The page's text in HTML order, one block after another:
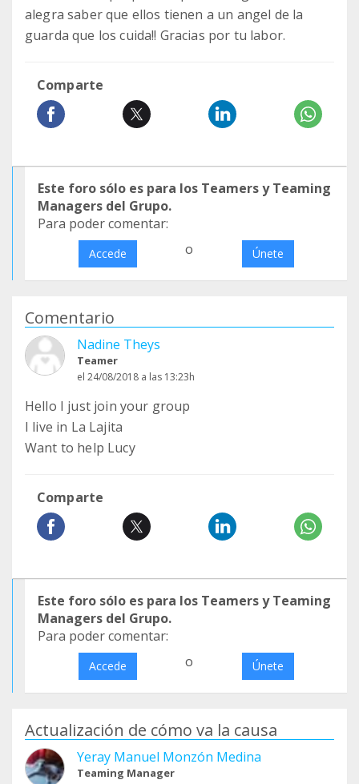
alegra saber que ellos tienen a un angel de la
guarda que los cuida!! Gracias por tu labor.
Comparte
Este foro sólo es para los Teamers y Teaming
Managers del Grupo.
Para poder comentar:
Accede o Únete
Comentario
Nadine Theys
Teamer
el 24/08/2018 a las 13:23h
Hello I just join your group
I live in La Lajita
Want to help Lucy
Comparte
Este foro sólo es para los Teamers y Teaming
Managers del Grupo.
Para poder comentar:
Accede o Únete
Actualización de cómo va la causa
Yeray Manuel Monzón Medina
Teaming Manager